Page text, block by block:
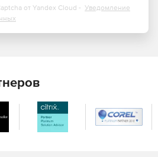
от Yandex Cloud - Уведомление